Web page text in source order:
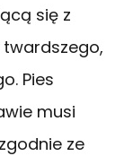
się z
Pies
musi
ze